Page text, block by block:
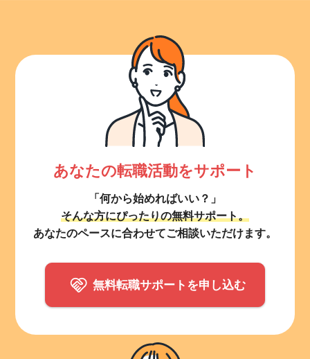
あなたの転職活動をサポート
「何から始めればいい？」
そんな方にぴったりの無料サポート。
あなたのペースに合わせてご相談いただけます。
無料転職サポートを申し込む